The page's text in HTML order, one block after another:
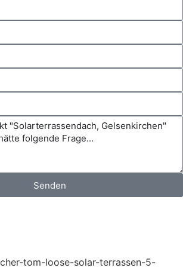
Senden